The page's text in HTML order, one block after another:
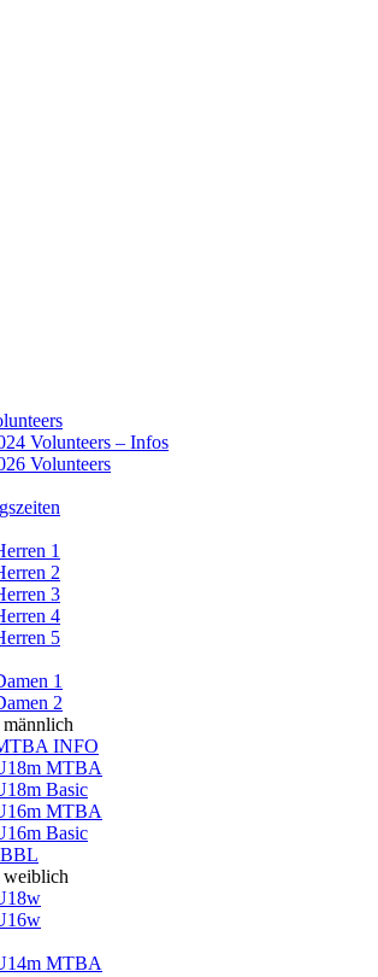
Volunteers – Infos
Volunteers
1
2
3
4
5
1
2
männlich
INFO
MTBA
Basic
MTBA
Basic
weiblich
MTBA